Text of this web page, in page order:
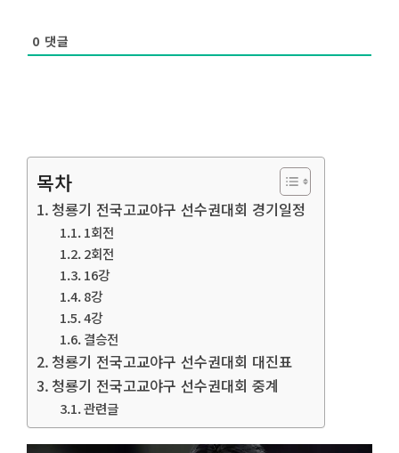
0 댓글
목차
청룡기 전국고교야구 선수권대회 경기일정
1회전
2회전
16강
8강
4강
결승전
청룡기 전국고교야구 선수권대회 대진표
청룡기 전국고교야구 선수권대회 중계
관련글